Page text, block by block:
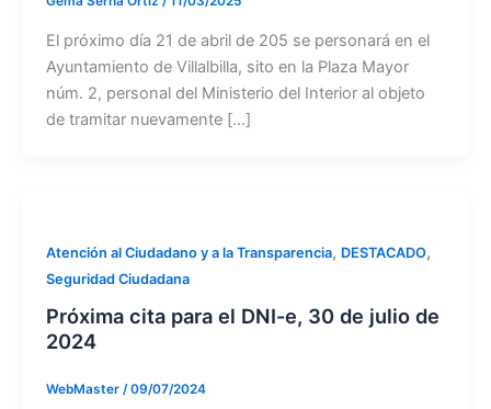
El próximo día 21 de abril de 205 se personará en el
Ayuntamiento de Villalbilla, sito en la Plaza Mayor
núm. 2, personal del Ministerio del Interior al objeto
de tramitar nuevamente […]
Atención al Ciudadano y a la Transparencia, DESTACADO,
Seguridad Ciudadana
Próxima cita para el DNI-e, 30 de julio de
2024
WebMaster /09/07/2024